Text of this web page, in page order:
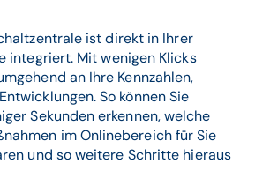
ist direkt in Ihrer
integriert. Mit wenigen Klicks
an Ihre Kennzahlen,
So können Sie
Sekunden erkennen, welche
im Onlinebereich für Sie
und so weitere Schritte hieraus